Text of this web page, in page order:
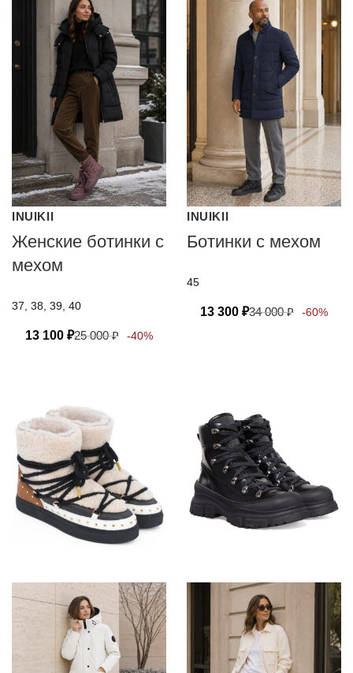
INUIKII
Женские ботинки с
мехом
37, 38, 39, 40
13 100 ₽25 000₽ -40%
INUIKII
Ботинки с мехом
45
13 300 ₽34 000₽ -60%